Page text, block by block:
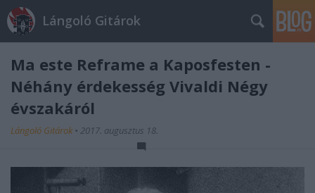
Lángoló Gitárok
Ma este Reframe a Kaposfesten -
Néhány érdekesség Vivaldi Négy
évszakáról
Lángoló Gitárok • 2017. augusztus 18.